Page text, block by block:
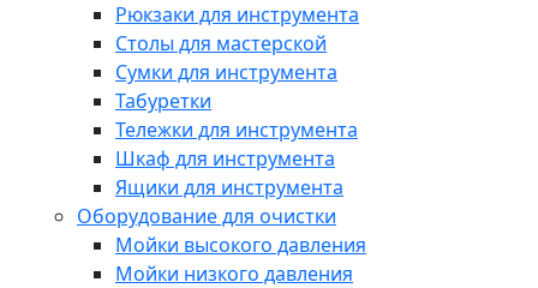
Рюкзаки для инструмента
Столы для мастерской
Сумки для инструмента
Табуретки
Тележки для инструмента
Шкаф для инструмента
Ящики для инструмента
Оборудование для очистки
Мойки высокого давления
Мойки низкого давления